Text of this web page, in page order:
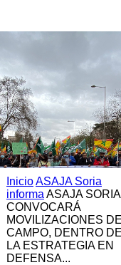
InicioASAJA Soria
informa ASAJA SORIA
CONVOCARÁ
MOVILIZACIONES
CAMPO, DENTRO
LA ESTRATEGIA EN
DEFENSA...